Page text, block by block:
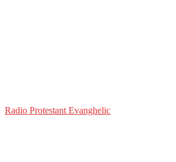
Radio Protestant Evanghelic